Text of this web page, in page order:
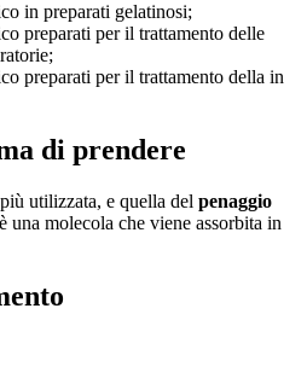
in preparati gelatinosi;
preparati per il trattamento delle
preparati per il trattamento della in
di prendere
utilizzata, e quella del penaggio
una molecola che viene assorbita in